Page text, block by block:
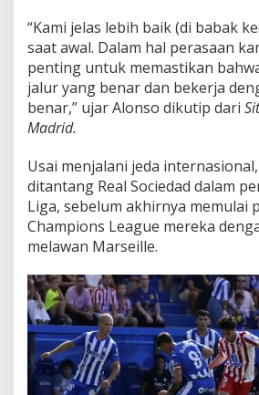
“Kami jelas lebih baik (di babak
saat awal. Dalam hal perasaan
penting untuk memastikan
jalur yang benar dan bekerja
benar,” ujar Alonso dikutip dari
Madrid.
Usai menjalani jeda
ditantang Real Sociedad dalam
Liga, sebelum akhirnya memulai
Champions League mereka
melawan Marseille.